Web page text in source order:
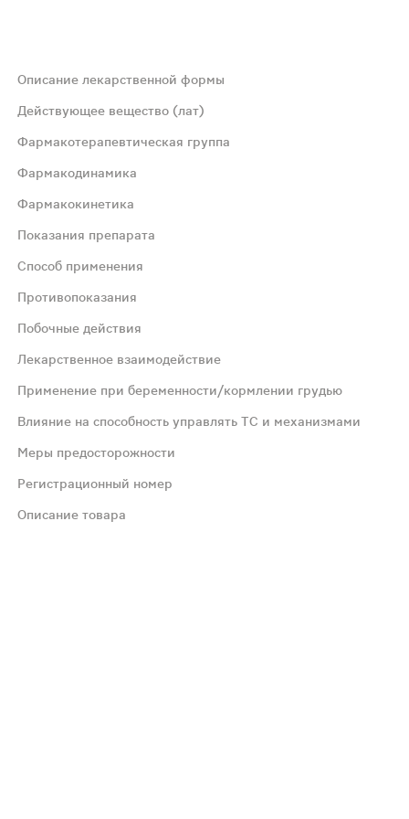
(3) - пачки картонные.
– полусинтетический антибиотик
нижних дыхательных путей (бронхит,
тела, функции почек пациента, а также от
желтуха, гепатит, печеночная
Описание лекарственной формы
Действующее вещество (лат)
Фармакотерапевтическая группа
Фармакодинамика
Фармакокинетика
Показания препарата
Способ применения
Противопоказания
Побочные действия
Лекарственное взаимодействие
Применение при беременности/кормлении грудью
Влияние на способность управлять ТС и механизмами
Меры предосторожности
Регистрационный номер
Описание товара